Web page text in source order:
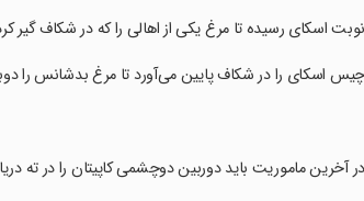
‏نوبت اسکای رسیده تا مرغ یکی از اهالی را که در شکاف گیر
‏چیس اسکای را در شکاف پایین می‌آورد تا مرغ بدشانس را
‏در آخرین ماموریت باید دوربین دوچشمی کاپیتان را در ته